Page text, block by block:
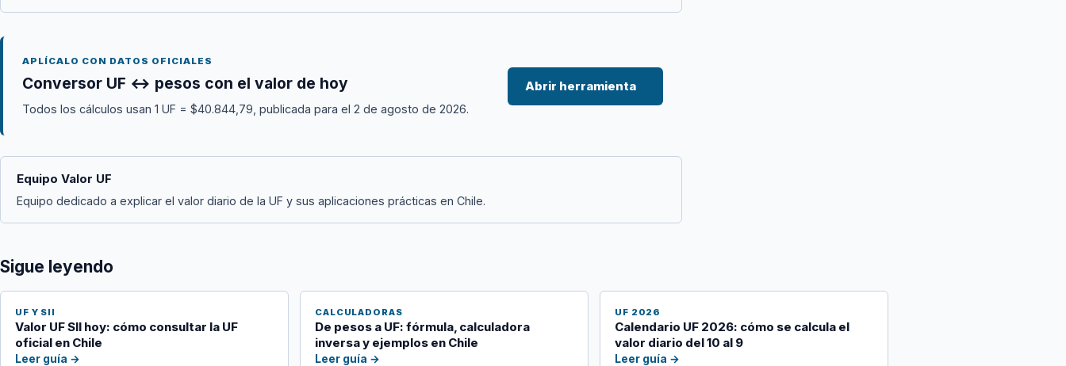
APLÍCALO CON DATOS OFICIALES
Conversor UF ↔ pesos con el valor de hoy
Todos los cálculos usan 1 UF = $40.844,79, publicada para el 2 de agosto de 2026.
Abrir herramienta→
Equipo Valor UF
Equipo dedicado a explicar el valor diario de la UF y sus aplicaciones prácticas en Chile.
Sigue leyendo
UF Y SII
Valor UF SII hoy: cómo consultar la UF
oficial en Chile
Leer guía →
CALCULADORAS
De pesos a UF: fórmula, calculadora
inversa y ejemplos en Chile
Leer guía →
UF 2026
Calendario UF 2026: cómo se calcula el
valor diario del 10 al 9
Leer guía →